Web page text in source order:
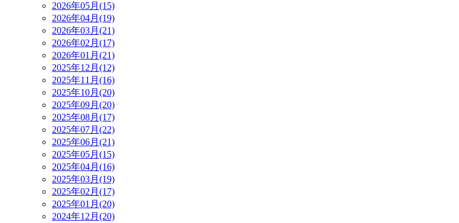
2026年05月(15)
2026年04月(19)
2026年03月(21)
2026年02月(17)
2026年01月(21)
2025年12月(12)
2025年11月(16)
2025年10月(20)
2025年09月(20)
2025年08月(17)
2025年07月(22)
2025年06月(21)
2025年05月(15)
2025年04月(16)
2025年03月(19)
2025年02月(17)
2025年01月(20)
2024年12月(20)